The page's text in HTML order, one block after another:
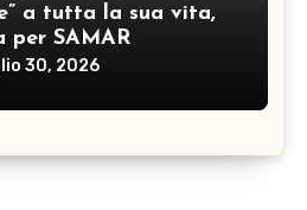
a tutta la sua vita,
per SAMAR
30, 2026